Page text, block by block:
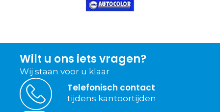
Wilt u ons iets vragen?
Wij staan voor u klaar
Telefonisch contact
tijdens kantoortijden